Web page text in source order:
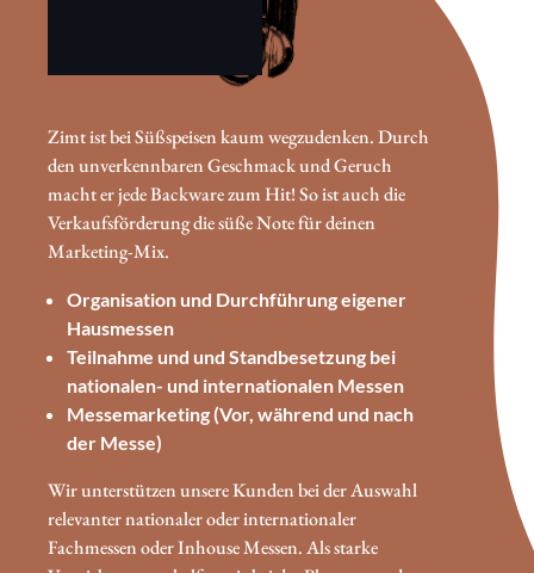
Zimt ist bei Süßspeisen kaum wegzudenken. Durch
den unverkennbaren Geschmack und Geruch
macht er jede Backware zum Hit! So ist auch die
Verkaufsförderung die süße Note für deinen
Marketing-Mix.
Organisation und Durchführung eigener
Hausmessen
Teilnahme und und Standbesetzung bei
nationalen- und internationalen Messen
Messemarketing (Vor, während und nach
der Messe)
Wir unterstützen unsere Kunden bei der Auswahl
relevanter nationaler oder internationaler
Fachmessen oder Inhouse Messen. Als starke